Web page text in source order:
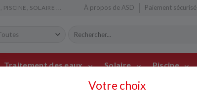
SOLAIRE ... À propos de ASD Paiement sécurisé
Traitement des eaux Solaire Piscine
Votre choix